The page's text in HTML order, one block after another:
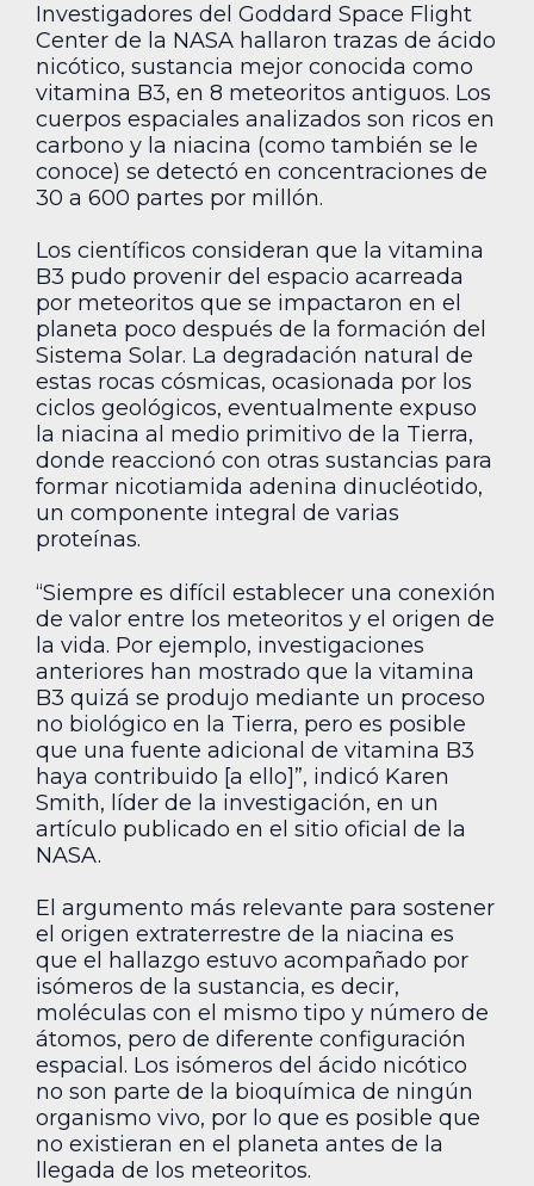
Investigadores del Goddard Space Flight
Center de la NASA hallaron trazas de ácido
nicótico, sustancia mejor conocida como
vitamina B3, en 8 meteoritos antiguos. Los
cuerpos espaciales analizados son ricos en
carbono y la niacina (como también se le
conoce) se detectó en concentraciones de
30 a 600 partes por millón.
Los científicos consideran que la vitamina
B3 pudo provenir del espacio acarreada
por meteoritos que se impactaron en el
planeta poco después de la formación del
Sistema Solar. La degradación natural de
estas rocas cósmicas, ocasionada por los
ciclos geológicos, eventualmente expuso
la niacina al medio primitivo de la Tierra,
donde reaccionó con otras sustancias para
formar nicotiamida adenina dinucléotido,
un componente integral de varias
proteínas.
“Siempre es difícil establecer una conexión
de valor entre los meteoritos y el origen de
la vida. Por ejemplo, investigaciones
anteriores han mostrado que la vitamina
B3 quizá se produjo mediante un proceso
no biológico en la Tierra, pero es posible
que una fuente adicional de vitamina B3
haya contribuido [a ello]”, indicó Karen
Smith, líder de la investigación, en un
artículo publicado en el sitio oficial de la
NASA.
El argumento más relevante para sostener
el origen extraterrestre de la niacina es
que el hallazgo estuvo acompañado por
isómeros de la sustancia, es decir,
moléculas con el mismo tipo y número de
átomos, pero de diferente configuración
espacial. Los isómeros del ácido nicótico
no son parte de la bioquímica de ningún
organismo vivo, por lo que es posible que
no existieran en el planeta antes de la
llegada de los meteoritos.